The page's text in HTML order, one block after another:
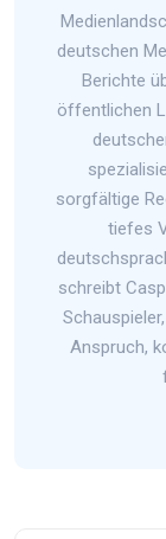
deutschen
Berichte
öffentlichen
sorgfältige
tiefes
schreibt
Anspruch,